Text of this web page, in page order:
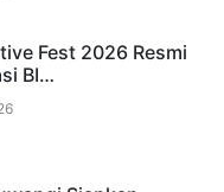
Fest 2026 Resmi
BI…